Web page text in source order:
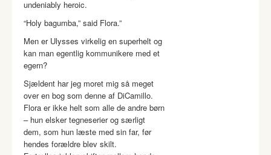
undeniably heroic.
“Holy bagumba,” said Flora.”
Men er Ulysses virkelig en superhelt og
kan man egentlig kommunikere med et
egern?
Sjældent har jeg moret mig så meget
over en bog som denne af DiCamillo.
Flora er ikke helt som alle de andre børn
– hun elsker tegneserier og særligt
dem, som hun læste med sin far, før
hendes forældre blev skilt.